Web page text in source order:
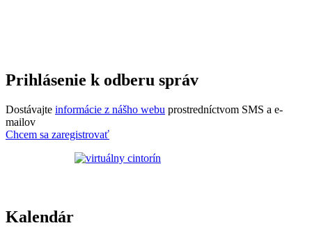
Prihlásenie k odberu správ
Dostávajte informácie z nášho webu prostredníctvom SMS a e-
mailov
Chcem sa zaregistrovať
Kalendár